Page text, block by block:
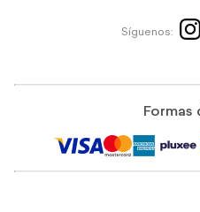
Síguenos:
Formas